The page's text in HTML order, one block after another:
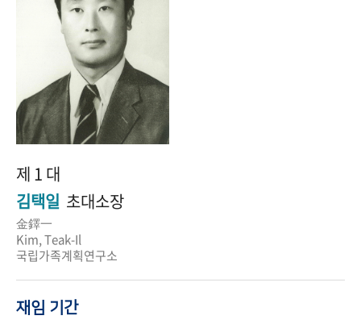
제 1 대
김택일 초대소장
金鐸一
Kim, Teak-Il
국립가족계획연구소
재임 기간